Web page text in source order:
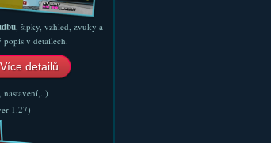
, šipky, vzhled, zvuky a
v detailech.
Více detailů
nastavení,..)
1.27)